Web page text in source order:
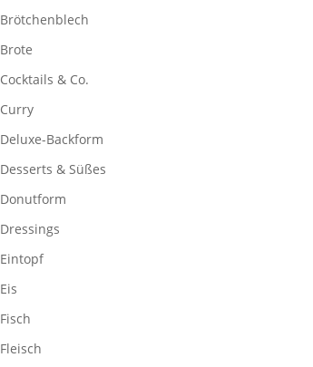
Brötchenblech
Brote
Cocktails & Co.
Curry
Deluxe-Backform
Desserts & Süßes
Donutform
Dressings
Eintopf
Eis
Fisch
Fleisch